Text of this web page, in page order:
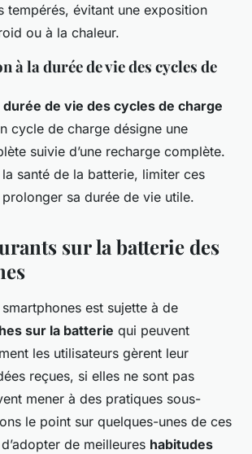
tempérés, évitant une exposition
ou à la chaleur.
à la durée de vie des cycles de
durée de vie des cycles de charge
cycle de charge désigne une
suivie d’une recharge complète.
santé de la batterie, limiter ces
sa durée de vie utile.
sur la batterie des
est sujette à de
sur la batterie qui peuvent
les utilisateurs gèrent leur
reçues, si elles ne sont pas
mener à des pratiques sous-
le point sur quelques-unes de ces
de meilleures habitudes